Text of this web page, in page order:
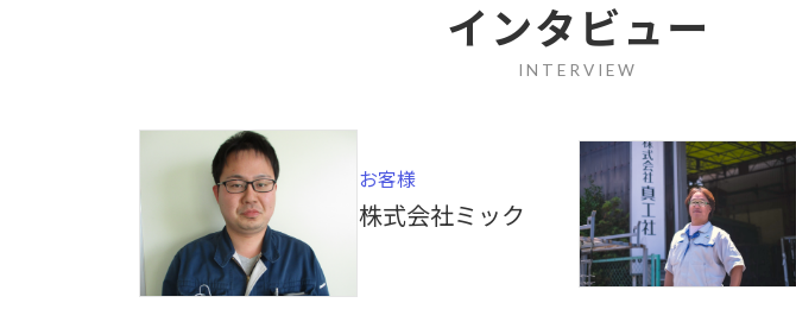
インタビュー
INTERVIEW
お客様
株式会社ミック